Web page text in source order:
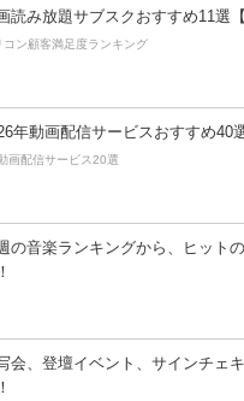
読み放題サブスクおすすめ11選【
コン顧客満足度ランキング
年動画配信サービスおすすめ40
画配信サービス20選
の音楽ランキングから、ヒット
会、登壇イベント、サインチェ